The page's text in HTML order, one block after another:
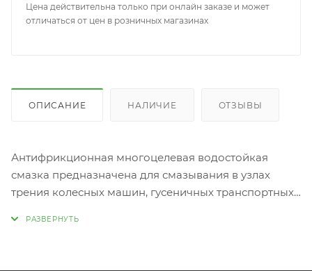
Цена действительна только при онлайн заказе и может
отличаться от цен в розничных магазинах
ОПИСАНИЕ НАЛИЧИЕ ОТЗЫВЫ
Антифрикционная многоцелевая водостойкая
смазка предназначена для смазывания в узлах
трения колесных машин, гусеничных транспортных